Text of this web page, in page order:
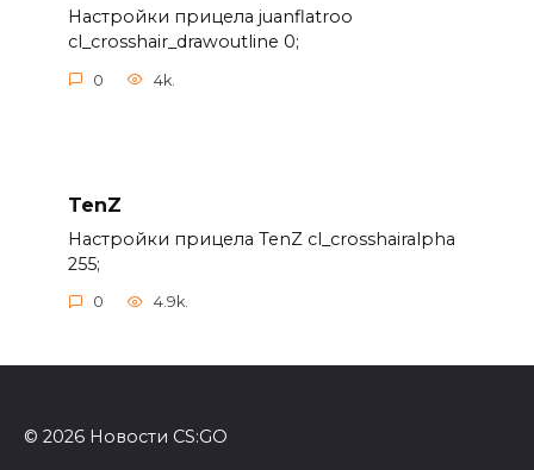
Настройки прицела juanflatroo
cl_crosshair_drawoutline 0;
0 4k.
TenZ
Настройки прицела TenZ cl_crosshairalpha
255;
0 4.9k.
© 2026 Новости CS:GO